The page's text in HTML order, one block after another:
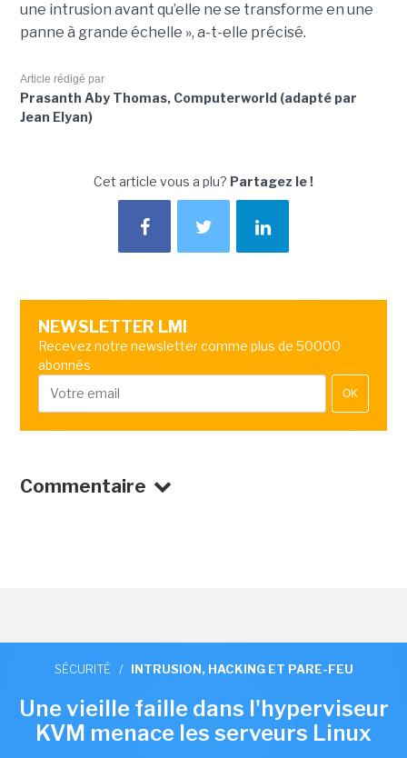
une intrusion avant qu’elle ne se transforme en une
panne à grande échelle », a-t-elle précisé.
Article rédigé par
Prasanth Aby Thomas, Computerworld (adapté par
Jean Elyan)
Cet article vous a plu? Partagez le !
NEWSLETTER LMI
Recevez notre newsletter comme plus de 50000
abonnés
OK
Commentaire
SÉCURITÉ / INTRUSION, HACKING ET PARE-FEU
Une vieille faille dans l'hyperviseur
KVM menace les serveurs Linux